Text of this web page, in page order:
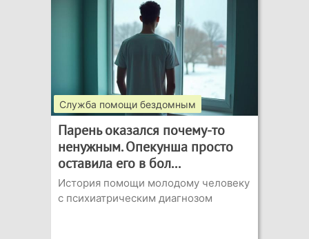
Служба помощи бездомным
Парень оказался почему-то
ненужным. Опекунша просто
оставила его в бол...
История помощи молодому человеку
с психиатрическим диагнозом